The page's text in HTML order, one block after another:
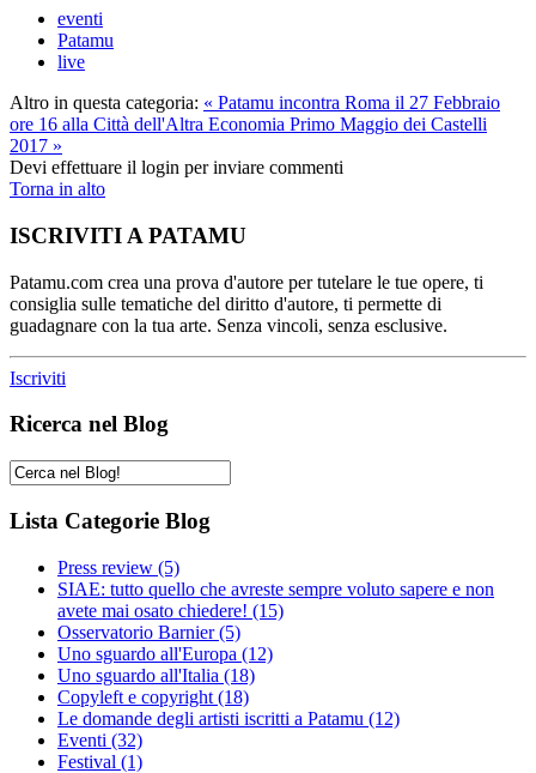
eventi
Patamu
live
Altro in questa categoria: « Patamu incontra Roma il 27 Febbraio
ore 16 alla Città dell'Altra Economia Primo Maggio dei Castelli
2017 »
Devi effettuare il login per inviare commenti
Torna in alto
ISCRIVITI A PATAMU
Patamu.com crea una prova d'autore per tutelare le tue opere, ti
consiglia sulle tematiche del diritto d'autore, ti permette di
guadagnare con la tua arte. Senza vincoli, senza esclusive.
Iscriviti
Ricerca nel Blog
Lista Categorie Blog
Press review (5)
SIAE: tutto quello che avreste sempre voluto sapere e non
avete mai osato chiedere! (15)
Osservatorio Barnier(5)
Uno sguardo all'Europa (12)
Uno sguardo all'Italia (18)
Copyleft e copyright (18)
Le domande degli artisti iscritti a Patamu (12)
Eventi (32)
Festival (1)